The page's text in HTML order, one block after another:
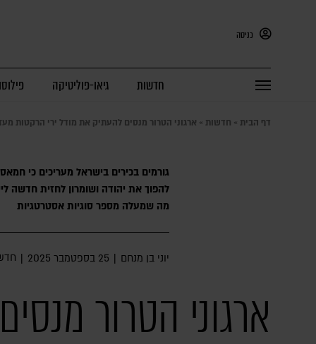
כניסה
חדשות גיאו-פוליטיקה
דף הבית » חדשות » ארגוני הטרור מנסים להעתיק את מודל ירי הרקטות
גורמים בכירים בישראל מעריכים כי
להפוך את יהודה ושומרון לחזית חדשה
מה שמעלה מספר סוגיות אסטרטגיות
יוני בן מנחם | 25 בספטמבר 2025 |
ארגוני הטרור